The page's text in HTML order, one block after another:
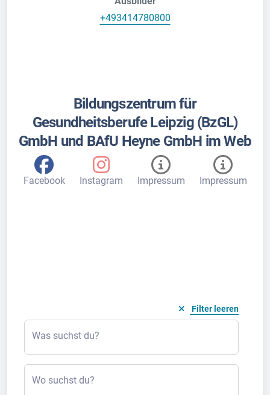
+493414780800
Bildungszentrum für
Gesundheitsberufe Leipzig (BzGL)
GmbH und BAfU Heyne GmbH im Web
Facebook Instagram Impressum Impressum
Filter leeren
Was suchst du?
Wo suchst du?